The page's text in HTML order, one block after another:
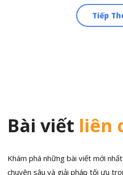
Tiếp
Bài viết liên
Khám phá những bài viết mới
chuyên sâu và giải pháp tối ưu